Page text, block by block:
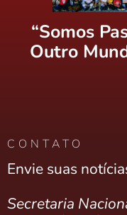
“Somos
Outro
CONTATO
Envie suas
Secretaria